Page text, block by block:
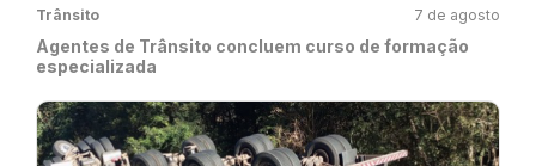
Trânsito 7 de agosto
Agentes de Trânsito concluem curso de formação
especializada